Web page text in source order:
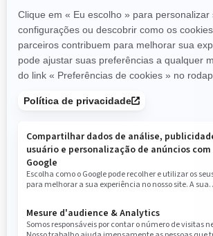
Siga-nos